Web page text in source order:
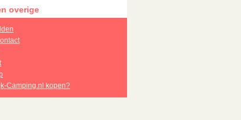
overige
Camping.nl kopen?